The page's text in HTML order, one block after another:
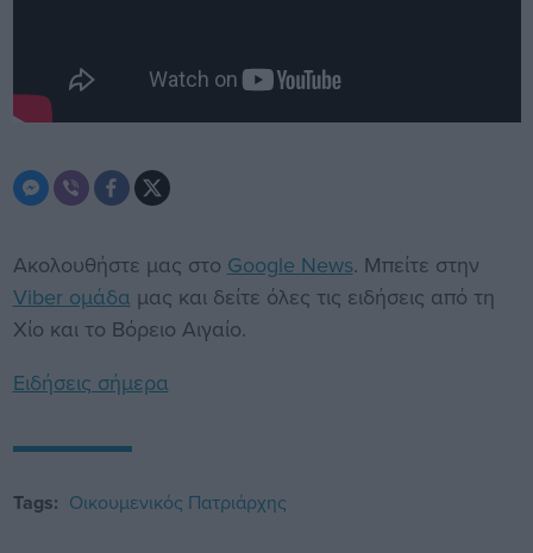
Ακολουθήστε μας στο Google News. Μπείτε στην
Viber ομάδα μας και δείτε όλες τις ειδήσεις από τη
Χίο και το Βόρειο Αιγαίο.
Ειδήσεις σήμερα
Tags: Οικουμενικός Πατριάρχης